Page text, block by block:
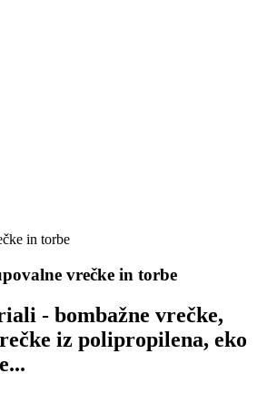
in torbe
vrečke in torbe
- bombažne vrečke,
iz polipropilena, eko